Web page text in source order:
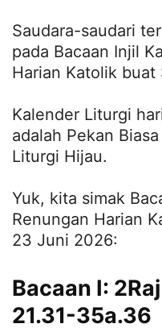
Saudara-saudari
pada Bacaan Injil
Harian Katolik
Kalender Liturgi
adalah Pekan
Liturgi Hijau.
Yuk, kita simak
Renungan Harian
23 Juni 2026:
Bacaan I:
21.31-35a.36